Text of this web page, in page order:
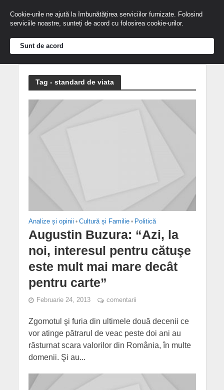
Tag - standard de viata
Analize și opinii • Cultură și Familie • Politică
Augustin Buzura: “Azi, la
noi, interesul pentru cătuşe
este mult mai mare decât
pentru carte”
Februarie 24, 2013 comentarii
Zgomotul şi furia din ultimele două decenii ce
vor atinge pătrarul de veac peste doi ani au
răsturnat scara valorilor din România, în multe
domenii. Şi au...
Cookie-urile ne ajută la îmbunătățirea serviciilor furnizate. Folosind
serviciile noastre, sunteți de acord cu folosirea cookie-urilor.
Sunt de acord